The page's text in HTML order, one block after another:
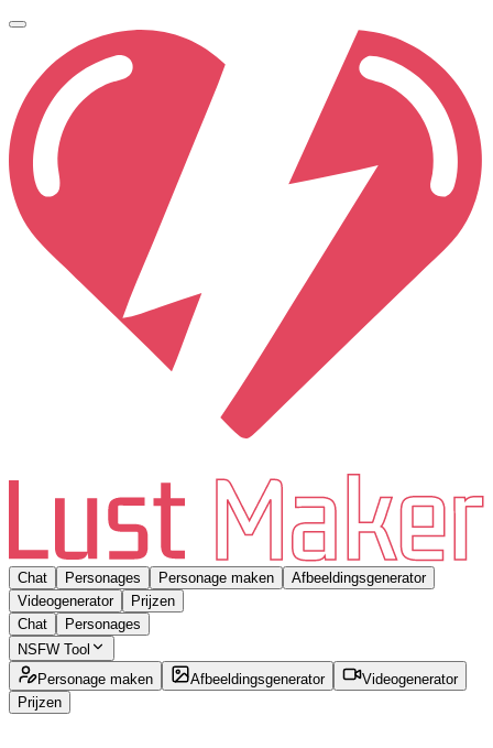
Chat Personages Personage maken
Afbeeldingsgenerator
Videogenerator
Prijzen
Chat
Personages
NSFW Tool
Personage maken
Afbeeldingsgenerator
Videogenerator
Prijzen